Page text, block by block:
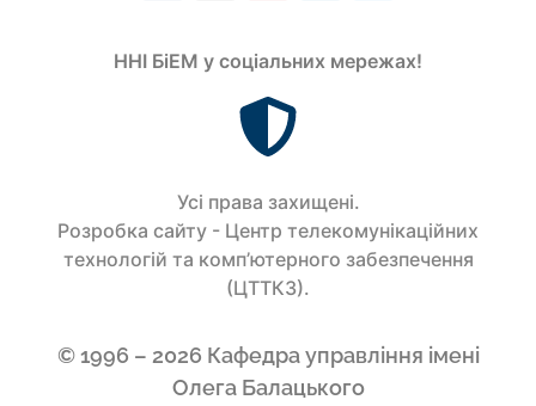
ННІ БіЕМ у соціальних мережах!
Усi права захищенi.
Розробка сайту - Центр телекомунікаційних
технологій та комп’ютерного забезпечення
(ЦТТКЗ).
© 1996 – 2026 Кафедра управління імені
Олега Балацького